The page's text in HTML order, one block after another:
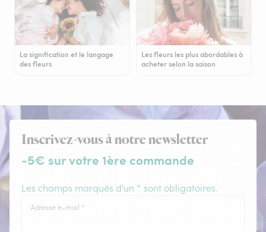
La signification et le langage
des fleurs
Les fleurs les plus abordables à
acheter selon la saison
Inscrivez-vous à notre newsletter
-5€ sur votre 1ère commande
Les champs marqués d'un * sont obligatoires.
Adresse e-mail *